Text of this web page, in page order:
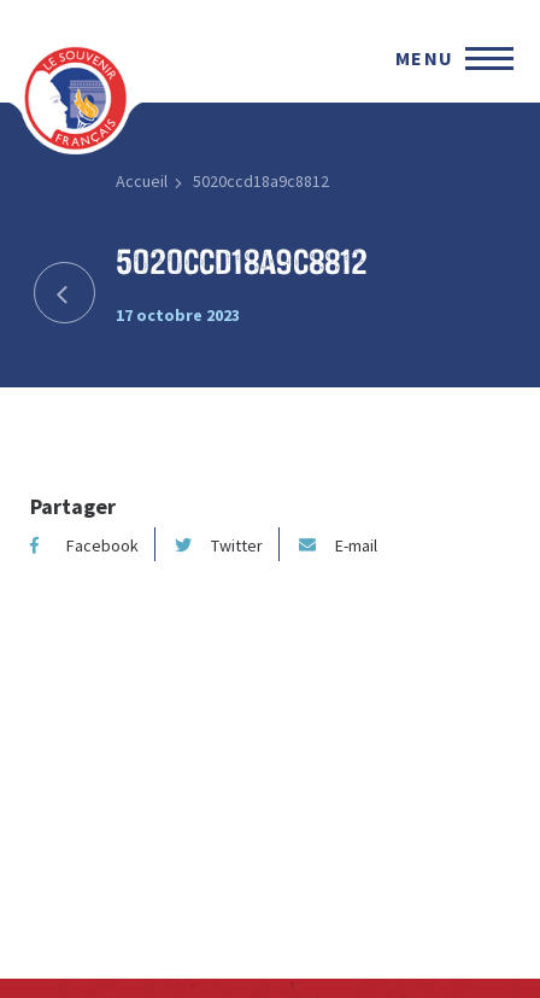
MENU
Accueil 5020ccd18a9c8812
5020ccd18a9c8812
17 octobre 2023
Partager
Facebook Twitter E-mail